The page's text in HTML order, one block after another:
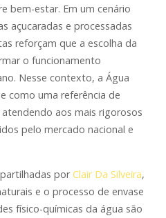
bem-estar. Em um cenário
açucaradas e processadas
reforçam que a escolha da
o funcionamento
Nesse contexto, a Água
como uma referência de
aos mais rigorosos
pelo mercado nacional e
porClair Da Silveira,
e o processo de envase
físico-químicas da água são